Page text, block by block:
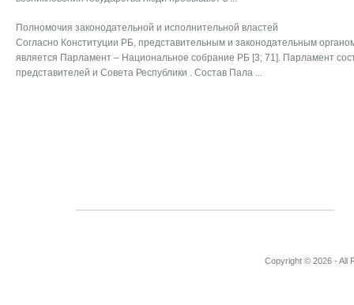
Полномочия законодательной и исполнительной властей
Согласно Конституции РБ, представительным и законодательным
является Парламент – Национальное собрание РБ [3; 71]. Парламент
представителей и Совета Республики . Состав Пала ...
Copyright © 2026 - All